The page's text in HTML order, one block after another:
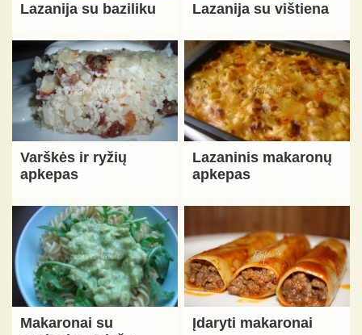
Lazanija su baziliku Lazanija su vištiena
Varškės ir ryžių
apkepas
Lazaninis makaronų
apkepas
Makaronai su
Įdaryti makaronai